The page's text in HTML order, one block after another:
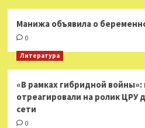
Манижа объявила о
0
Литература
«В рамках гибридной
отреагировали на ролик ЦРУ
сети
0